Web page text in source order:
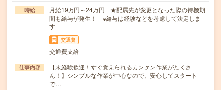
時給
月給19万円～24万円 ★配属先が変更となった際の待機期
間も給与が発生！ ※給与は経験などを考慮して決定しま
す
交通費
交通費支給
仕事内容
【未経験歓迎！すぐ覚えられるカンタン作業がたくさ
ん！】シンプルな作業が中心なので、安心してスタート
で…